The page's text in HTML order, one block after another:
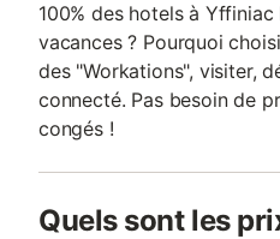
100% des hotels à
vacances ? Pourquoi
des "Workations", visiter,
connecté. Pas besoin de
congés !
Quels sont les